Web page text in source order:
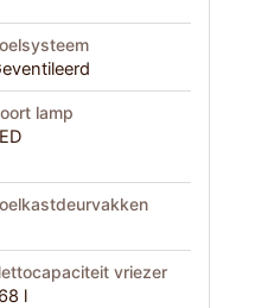
lamp
vriezer
l